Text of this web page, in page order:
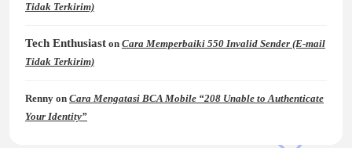
Tidak Terkirim)
Tech Enthusiast on Cara Memperbaiki 550 Invalid Sender (E-mail
Tidak Terkirim)
Renny on Cara Mengatasi BCA Mobile “208 Unable to Authenticate
Your Identity”